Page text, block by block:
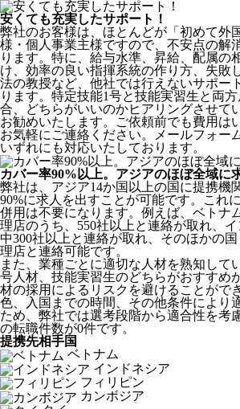
安くても充実したサポート！
弊社のお客様は、ほとんどが 「初めて外
様・個人事業主様ですので、不安点の解
ります。特に、給与水準、昇給、配属の
け、効率の良い指揮系統の作り方、失敗
法の教授など、 他社では行えないサポー
ります。特定技能1号と技能実習生と両
合、どちらがいいのかヒアリングさせて
お勧めいたします。ご依頼前でも費用は
お気軽にご連絡ください。メールフォー
いずれにも対応いたしております。
カバー率90%以上。アジアのほぼ全域に
弊社は、 アジア14か国以上の国に提携機
90%に求人を出すことが可能です。これ
併用は不要になります。例えば、ベトナ
理店のうち、550社以上と連絡が取れ、
中300社以上と連絡が取れ、そのほかの
理店と連絡可能です。
また、業種ごとに適切な人材を熟知して
号人材、技能実習生のどちらがおすすめ
材の採用によるリスクを避けることがで
色、入国までの時間、その他条件により
ため、弊社では選考段階から適合性を考
の転職件数が0件です。
提携先相手国
ベトナム
インドネシア
フィリピン
カンボジア